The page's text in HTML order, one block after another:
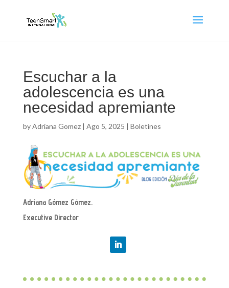
Escuchar a la
adolescencia es una
necesidad apremiante
byAdriana Gomez| Ago 5, 2025 | Boletines
Adriana Gómez Gómez.
Executive Director